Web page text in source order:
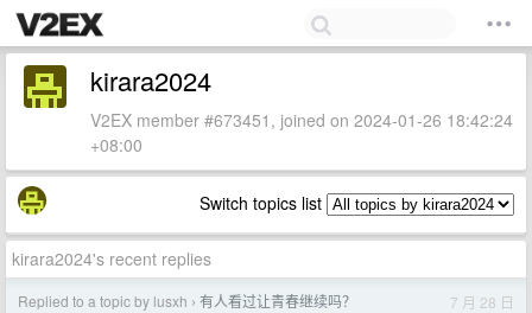
kirara2024
V2EX member #673451, joined on 2024-01-26 18:42:24
+08:00
Switch topics list
kirara2024's recent replies
Replied to a topic by lusxh › 有人看过让青春继续吗？ 7 月 28 日